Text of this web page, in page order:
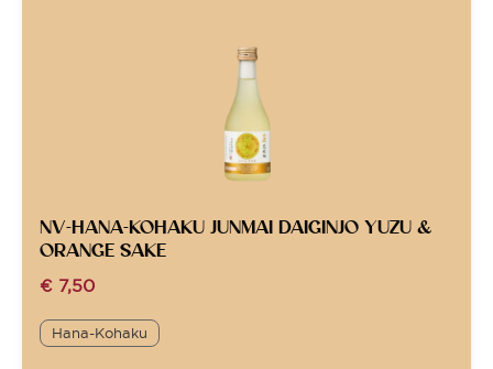
NV-HANA-KOHAKU JUNMAI DAIGINJO YUZU &
ORANGE SAKE
€ 7,50
Hana-Kohaku